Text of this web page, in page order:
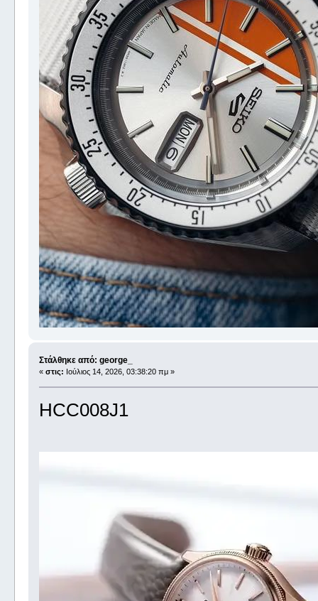
Στάλθηκε από: george_
« στις: Ιούλιος 14, 2026, 03:38:20 πμ »
HCC008J1